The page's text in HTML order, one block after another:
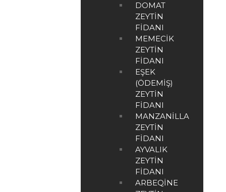
DOMAT
ZEYTIN
FIDANI
MEMECIK
ZEYTIN
FIDANI
EŞEK
(ÖDEMIŞ)
ZEYTIN
FIDANI
MANZANILLA
ZEYTIN
FIDANI
AYVALIK
ZEYTIN
FIDANI
ARBEQINE